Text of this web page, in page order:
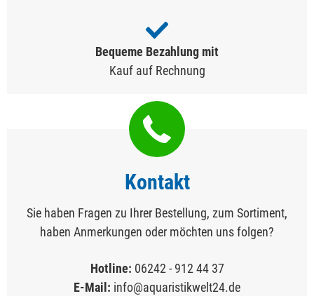
Bequeme Bezahlung mit
Kauf auf Rechnung
Kontakt
Sie haben Fragen zu Ihrer Bestellung, zum Sortiment,
haben Anmerkungen oder möchten uns folgen?
Hotline: 06242 - 912 44 37
E-Mail: info@aquaristikwelt24.de